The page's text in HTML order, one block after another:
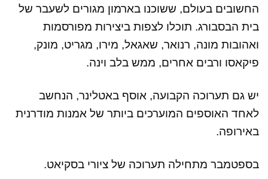
החשובים בעולם, ששוכנו בארמון מגורים לשעבר של
בית הבסבורג. תוכלו לצפות ביצירות מפורסמות
ואהובות מונה, רנואר, שאגאל, מירו, מגריט, מונק,
פיקאסו ורבים אחרים, ממש בלב וינה.
יש גם תערוכה הקבועה, אוסף באטלינר, הנחשב
לאחד האוספים המוערכים ביותר של אמנות מודרנית
באירופה.
בספטמבר מתחילה תערוכה של ציורי בסקיאט.